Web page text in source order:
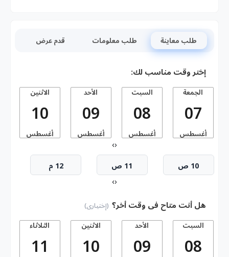
طلب معاينة طلب معلومات قدم عرض
إختر وقت مناسب لك:
الجمعة
07
أغسطس
السبت
08
أغسطس
الأحد
09
أغسطس
الاثنين
10
أغسطس
‹
›
10 ص 11 ص 12 م
‹
›
هل أنت متاح فى وقت أخر؟ (إختيارى)
السبت
08
الأحد
09
الاثنين
10
الثلاثاء
11